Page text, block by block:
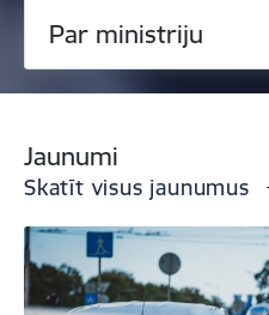
Par ministriju
Jaunumi
Skatīt visus jaunumus